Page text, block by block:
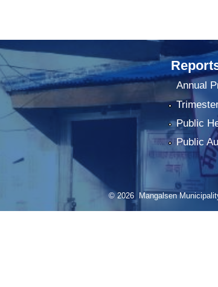
Annual
Public
Public
© 2026 Mangalsen